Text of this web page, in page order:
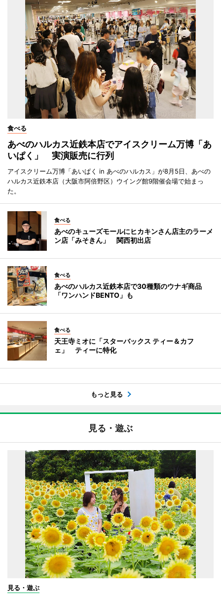
食べる
あべのハルカス近鉄本店でアイスクリーム万博「あ
いぱく」 実演販売に行列
アイスクリーム万博「あいぱく in あべのハルカス」が8月5日、あべの
ハルカス近鉄本店（大阪市阿倍野区）ウイング館9階催会場で始まっ
た。
食べる
あべのキューズモールにヒカキンさん店主のラーメ
ン店「みそきん」 関西初出店
食べる
あべのハルカス近鉄本店で30種類のウナギ商品
「ワンハンドBENTO」も
食べる
天王寺ミオに「スターバックス ティー＆カフ
ェ」 ティーに特化
もっと見る
見る・遊ぶ
見る・遊ぶ